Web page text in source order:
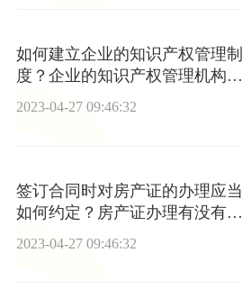
如何建立企业的知识产权管理制
度？企业的知识产权管理机构如
何设置？
2023-04-27 09:46:32
签订合同时对房产证的办理应当
如何约定？房产证办理有没有时
2023-04-27 09:46:32